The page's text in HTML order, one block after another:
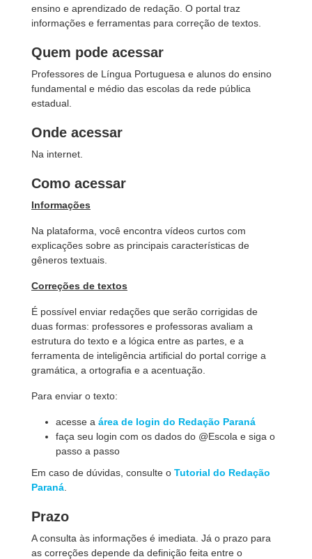
ensino e aprendizado de redação. O portal traz
informações e ferramentas para correção de textos.
Quem pode acessar
Professores de Língua Portuguesa e alunos do ensino
fundamental e médio das escolas da rede pública
estadual.
Onde acessar
Na internet.
Como acessar
Informações
Na plataforma, você encontra vídeos curtos com
explicações sobre as principais características de
gêneros textuais.
Correções de textos
É possível enviar redações que serão corrigidas de
duas formas: professores e professoras avaliam a
estrutura do texto e a lógica entre as partes, e a
ferramenta de inteligência artificial do portal corrige a
gramática, a ortografia e a acentuação.
Para enviar o texto:
acesse a área de login do Redação Paraná
faça seu login com os dados do @Escola e siga o
passo a passo
Em caso de dúvidas, consulte o Tutorial do Redação
Paraná
Prazo
A consulta às informações é imediata. Já o prazo para
as correções depende da definição feita entre o